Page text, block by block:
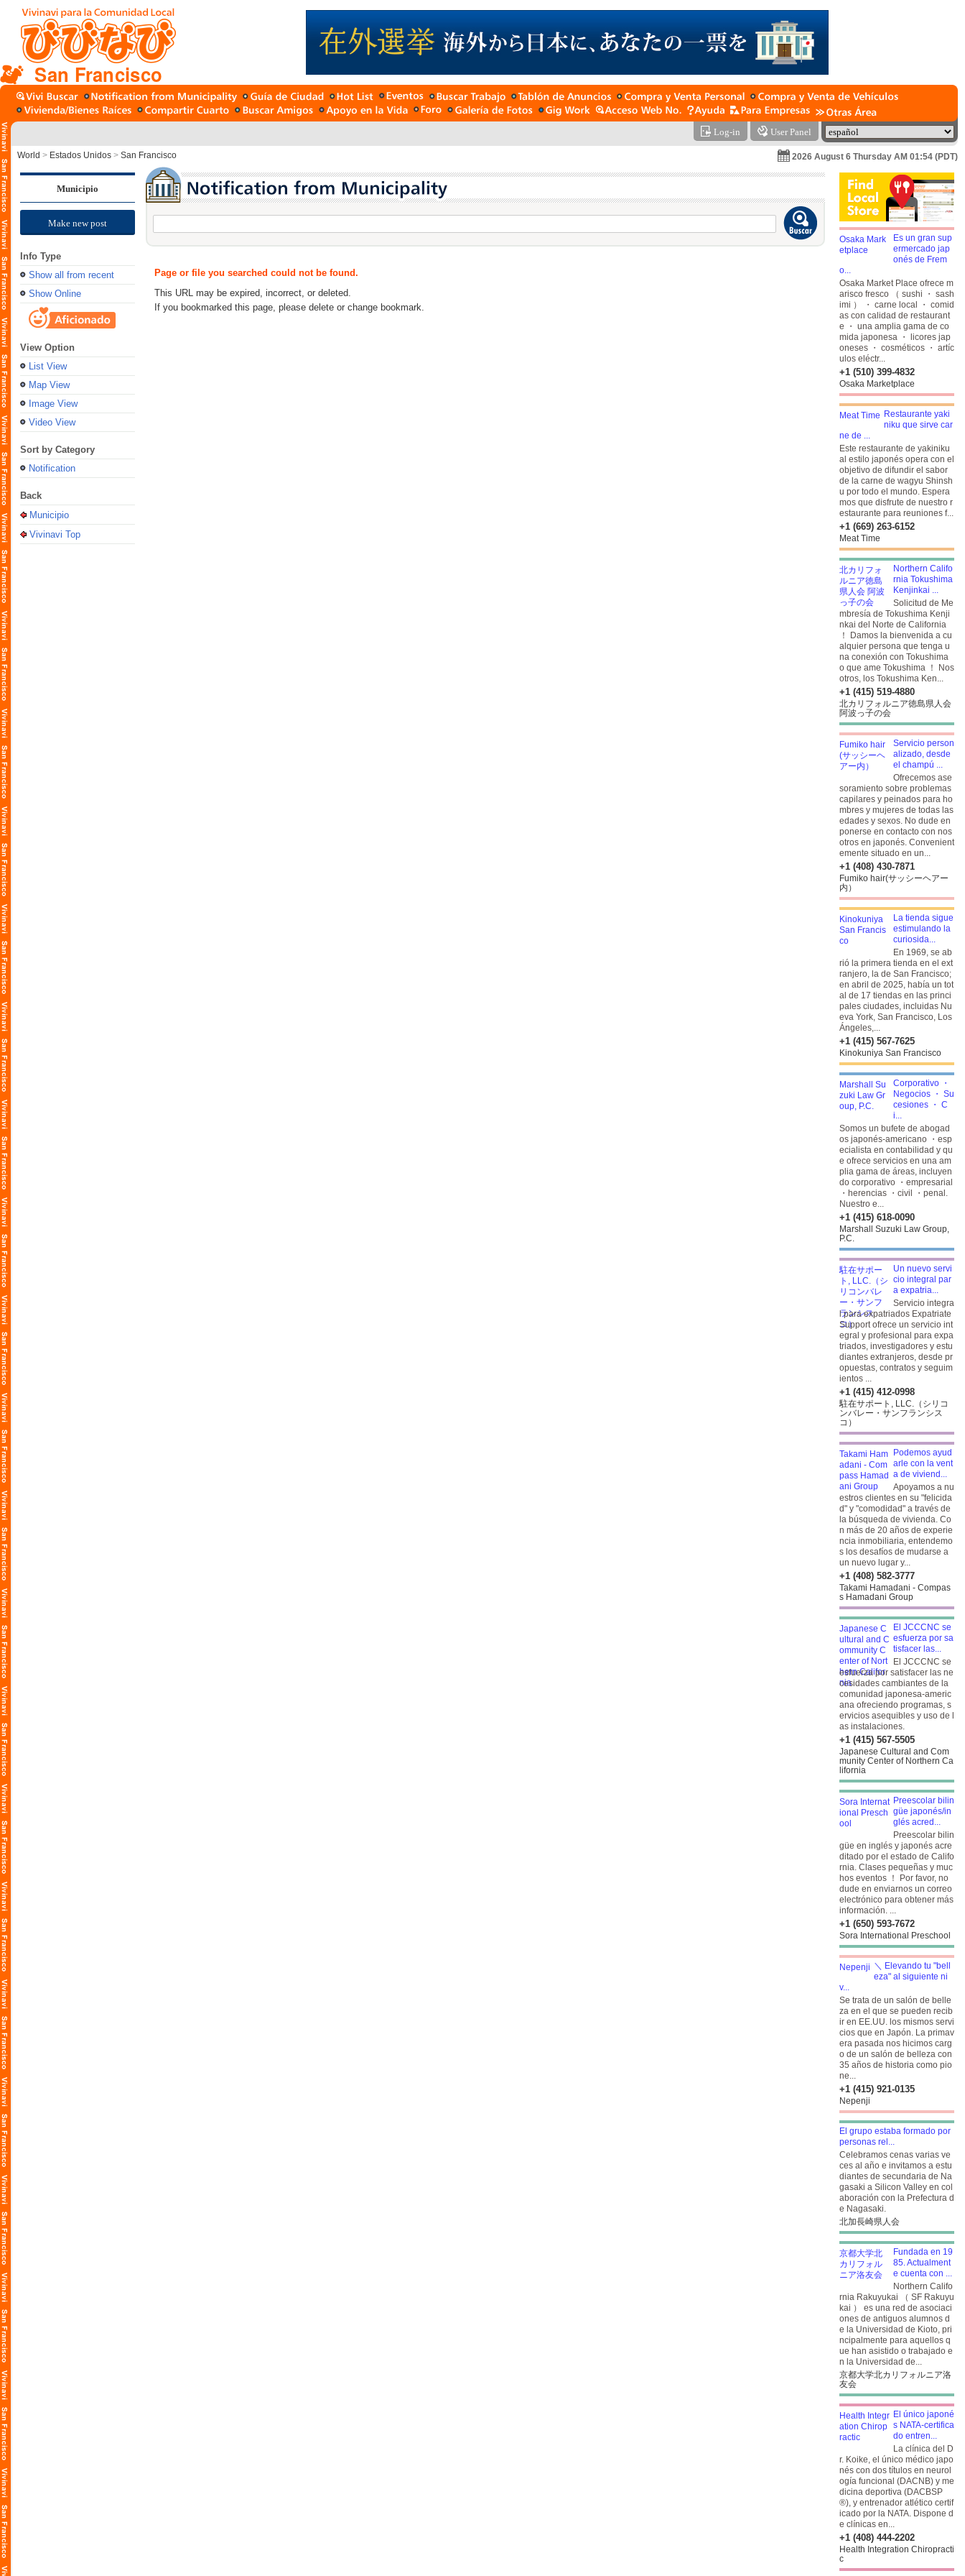
San Francisco
Log-in User Panel
World > Estados Unidos > San Francisco 2026 August 6 Thursday AM 01:54 (PDT)
Municipio
Make new post
Info Type
Show all from recent
Show Online
View Option
List View
Map View
Image View
Video View
Sort by Category
Notification
Back
Municipio
Vivinavi Top
Page or file you searched could not be found.
This URL may be expired, incorrect, or deleted.
If you bookmarked this page, please delete or change bookmark.
Es un gran sup
ermercado jap
onés de Frem
o...
Osaka Market Place ofrece m
arisco fresco （ sushi ・ sash
imi ） ・ carne local ・ comid
as con calidad de restaurant
e ・ una amplia gama de co
mida japonesa ・ licores jap
oneses ・ cosméticos ・ artíc
ulos eléctr...
+1 (510) 399-4832
Osaka Marketplace
Restaurante yaki
niku que sirve car
ne de ...
Este restaurante de yakiniku
al estilo japonés opera con el
objetivo de difundir el sabor
de la carne de wagyu Shinsh
u por todo el mundo. Espera
mos que disfrute de nuestro r
estaurante para reuniones f...
+1 (669) 263-6152
Meat Time
Northern Califo
rnia Tokushima
Kenjinkai ...
Solicitud de Me
mbresía de Tokushima Kenji
nkai del Norte de California
！ Damos la bienvenida a cu
alquier persona que tenga u
na conexión con Tokushima
o que ame Tokushima ！ Nos
otros, los Tokushima Ken...
+1 (415) 519-4880
北カリフォルニア徳島県人会
阿波っ子の会
Servicio person
alizado, desde
el champú ...
Ofrecemos ase
soramiento sobre problemas
capilares y peinados para ho
mbres y mujeres de todas las
edades y sexos. No dude en
ponerse en contacto con nos
otros en japonés. Convenient
emente situado en un...
+1 (408) 430-7871
Fumiko hair(サッシーヘアー
内）
La tienda sigue
estimulando la
curiosida...
En 1969, se ab
rió la primera tienda en el ext
ranjero, la de San Francisco;
en abril de 2025, había un tot
al de 17 tiendas en las princi
pales ciudades, incluidas Nu
eva York, San Francisco, Los
Ángeles,...
+1 (415) 567-7625
Kinokuniya San Francisco
Corporativo ・
Negocios ・ Su
cesiones ・ C
i...
Somos un bufete de abogad
os japonés-americano ・esp
ecialista en contabilidad y qu
e ofrece servicios en una am
plia gama de áreas, incluyen
do corporativo ・empresarial
・herencias ・civil ・penal.
Nuestro e...
+1 (415) 618-0090
Marshall Suzuki Law Group,
P.C.
Un nuevo servi
cio integral par
a expatria...
Servicio integra
l para expatriados Expatriate
Support ofrece un servicio int
egral y profesional para expa
triados, investigadores y estu
diantes extranjeros, desde pr
opuestas, contratos y seguim
ientos ...
+1 (415) 412-0998
駐在サポート, LLC.（シリコ
ンバレー・サンフランシス
コ）
Podemos ayud
arle con la vent
a de viviend...
Apoyamos a nu
estros clientes en su "felicida
d" y "comodidad" a través de
la búsqueda de vivienda. Co
n más de 20 años de experie
ncia inmobiliaria, entendemo
s los desafíos de mudarse a
un nuevo lugar y...
+1 (408) 582-3777
Takami Hamadani - Compas
s Hamadani Group
El JCCCNC se
esfuerza por sa
tisfacer las...
El JCCCNC se
esfuerza por satisfacer las ne
cesidades cambiantes de la
comunidad japonesa-americ
ana ofreciendo programas, s
ervicios asequibles y uso de l
as instalaciones.
+1 (415) 567-5505
Japanese Cultural and Com
munity Center of Northern Ca
lifornia
Preescolar bilin
güe japonés/in
glés acred...
Preescolar bilin
güe en inglés y japonés acre
ditado por el estado de Califo
rnia. Clases pequeñas y muc
hos eventos ！ Por favor, no
dude en enviarnos un correo
electrónico para obtener más
información. ...
+1 (650) 593-7672
Sora International Preschool
＼ Elevando tu "bell
eza" al siguiente ni
v...
Se trata de un salón de belle
za en el que se pueden recib
ir en EE.UU. los mismos servi
cios que en Japón. La primav
era pasada nos hicimos carg
o de un salón de belleza con
35 años de historia como pio
ne...
+1 (415) 921-0135
Nepenji
El grupo estaba formado por
personas rel...
Celebramos cenas varias ve
ces al año e invitamos a estu
diantes de secundaria de Na
gasaki a Silicon Valley en col
aboración con la Prefectura d
e Nagasaki.
北加長崎県人会
Fundada en 19
85. Actualment
e cuenta con ...
Northern Califo
rnia Rakuyukai （ SF Rakuyu
kai ） es una red de asociaci
ones de antiguos alumnos d
e la Universidad de Kioto, pri
ncipalmente para aquellos q
ue han asistido o trabajado e
n la Universidad de...
京都大学北カリフォルニア洛
友会
El único japoné
s NATA-certifica
do entren...
La clínica del D
r. Koike, el único médico japo
nés con dos títulos en neurol
ogía funcional (DACNB) y me
dicina deportiva (DACBSP
®), y entrenador atlético certif
icado por la NATA. Dispone d
e clínicas en...
+1 (408) 444-2202
Health Integration Chiropracti
c